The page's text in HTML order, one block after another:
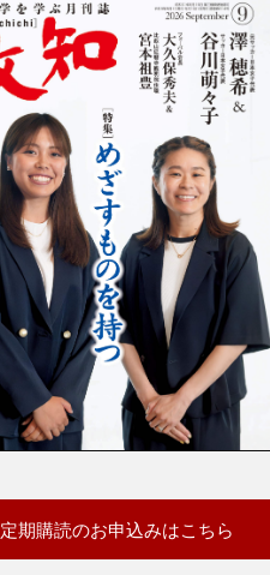
定期購読のお申込みはこちら